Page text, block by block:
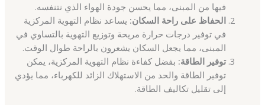
فيها من المبنى، مما يحسن جودة الهواء الذي نتنفسه.
الحفاظ على راحة السكان: يساعد نظام التهوية المركزية
في توفير درجات حرارة مريحة وتوزيع التهوية بالتساوي في
المبنى، مما يجعل السكان يشعرون بالراحة طوال الوقت.
توفير الطاقة: بفضل كفاءة نظام التهوية المركزية، يمكن
توفير الطاقة والحد من الاستهلاك الزائد للكهرباء، مما يؤدي
إلى تقليل تكاليف الطاقة.